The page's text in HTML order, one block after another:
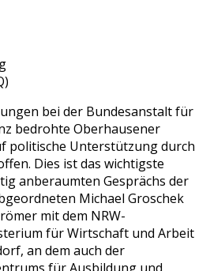
bei der Bundesanstalt für
bedrohte Oberhausener
politische Unterstützung durch
Dies ist das wichtigste
anberaumten Gesprächs der
Michael Groschek
mit dem NRW-
für Wirtschaft und Arbeit
an dem auch der